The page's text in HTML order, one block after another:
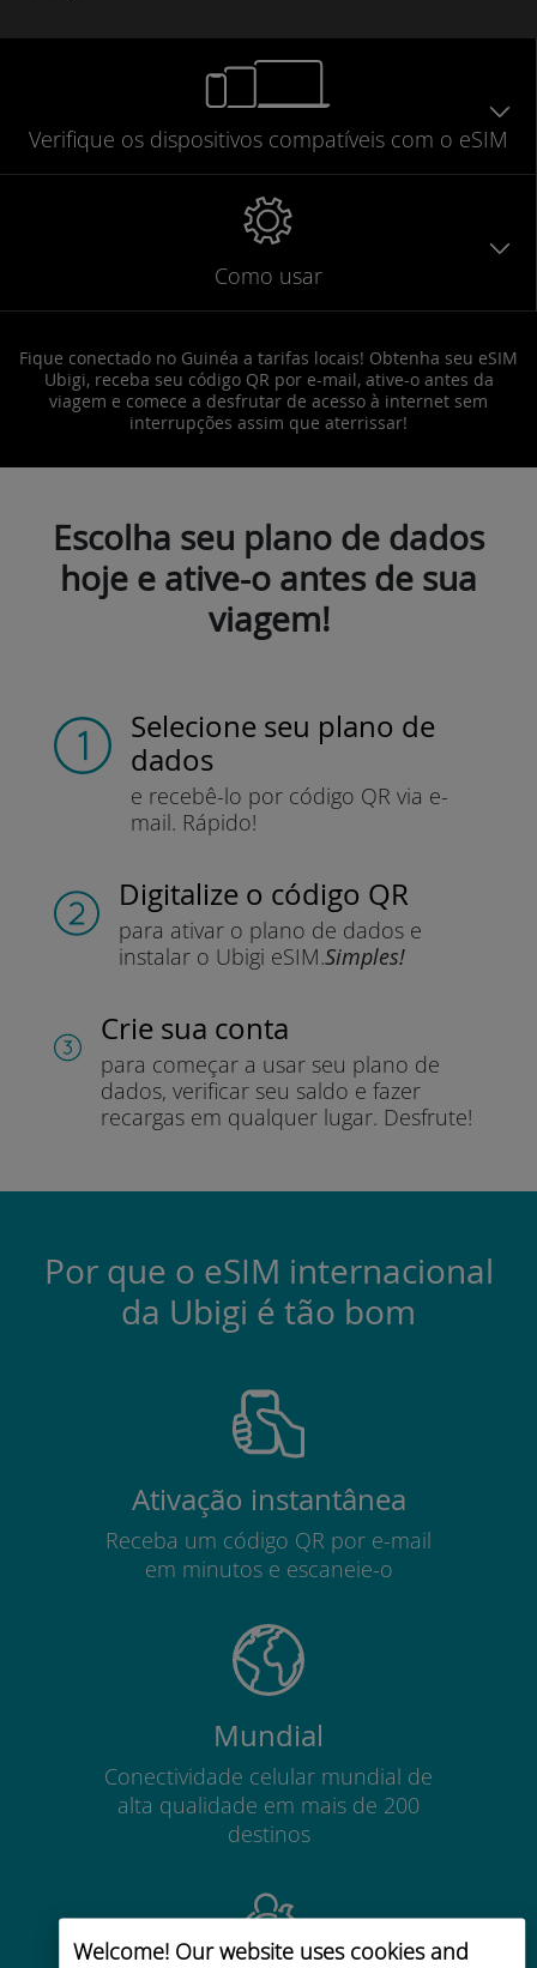
Welcome! Our website uses cookies and
Verifique os dispositivos compatíveis com o eSIM
Como usar
Fique conectado no Guinéa a tarifas locais! Obtenha seu eSIM
Ubigi, receba seu código QR por e-mail, ative-o antes da
viagem e comece a desfrutar de acesso à internet sem
interrupções assim que aterrissar!
Escolha seu plano de dados
hoje e ative-o antes de sua
viagem!
Selecione seu plano de
dados
e recebê-lo por código QR via e-
mail. Rápido!
Digitalize o código QR
para ativar o plano de dados e
instalar o Ubigi eSIM.Simples!
Crie sua conta
para começar a usar seu plano de
dados, verificar seu saldo e fazer
recargas em qualquer lugar. Desfrute!
Por que o eSIM internacional
da Ubigi é tão bom
Ativação instantânea
Receba um código QR por e-mail
em minutos e escaneie-o
Mundial
Conectividade celular mundial de
alta qualidade em mais de 200
destinos